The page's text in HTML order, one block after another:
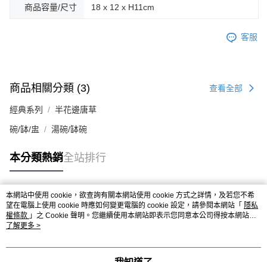
商品容量/尺寸 18 x 12 x H11cm
客服
商品相關分類 (3) 查看全部
經典系列 半花邊唐草
碗/缽/盅 湯碗/缽碗
本分類熱銷全站排行
熱門標籤
本網站中使用 cookie，欲查詢有關本網站使用 cookie 方式之詳情，及若您不希
望在電腦上使用 cookie 時應如何變更電腦的 cookie 設定，請參閱本網站「 隱私
權條款 」之 Cookie 聲明。您繼續使用本網站即表示您同意本公司得按本網站使
用條款之 Cookie 聲明使用 cookie。
了解更多 >